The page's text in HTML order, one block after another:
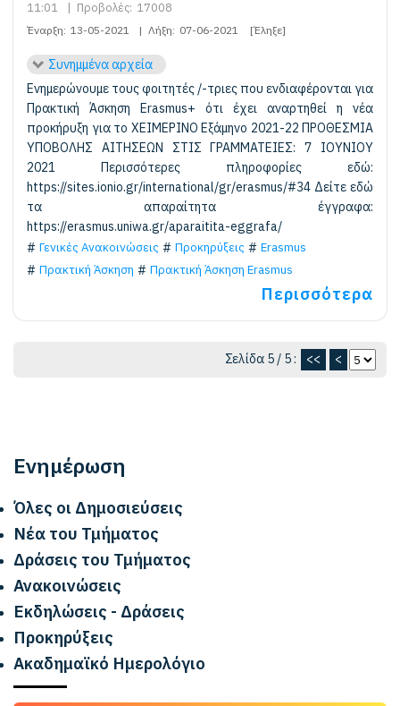
11:01 | Προβολές: 17008
Έναρξη: 13-05-2021 | Λήξη: 07-06-2021 [Έληξε]
Συνημμένα αρχεία
Ενημερώνουμε τους φοιτητές /-τριες που ενδιαφέρονται για
Πρακτική Άσκηση Erasmus+ ότι έχει αναρτηθεί η νέα
προκήρυξη για το XEIMEΡΙΝΟ Εξάμηνο 2021-22 ΠΡΟΘΕΣΜΙΑ
ΥΠΟΒΟΛΗΣ ΑΙΤΗΣΕΩΝ ΣΤΙΣ ΓΡΑΜΜΑΤΕΙΕΣ: 7 ΙΟΥΝΙΟΥ
2021 Περισσότερες πληροφορίες εδώ:
https://sites.ionio.gr/international/gr/erasmus/#34 Δείτε εδώ
τα απαραίτητα έγγραφα:
https://erasmus.uniwa.gr/aparaitita-eggrafa/
Γενικές Ανακοινώσεις
Προκηρύξεις
Erasmus
Πρακτική Άσκηση
Πρακτική Άσκηση Erasmus
Περισσότερα
Σελίδα 5 / 5 : << <
Ενημέρωση
Όλες οι Δημοσιεύσεις
Νέα του Τμήματος
Δράσεις του Τμήματος
Ανακοινώσεις
Εκδηλώσεις - Δράσεις
Προκηρύξεις
Ακαδημαϊκό Ημερολόγιο